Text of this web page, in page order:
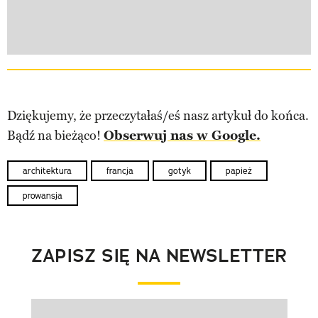
Dziękujemy, że przeczytałaś/eś nasz artykuł do końca.
Bądź na bieżąco! Obserwuj nas w Google.
architektura francja gotyk papież
prowansja
ZAPISZ SIĘ NA NEWSLETTER